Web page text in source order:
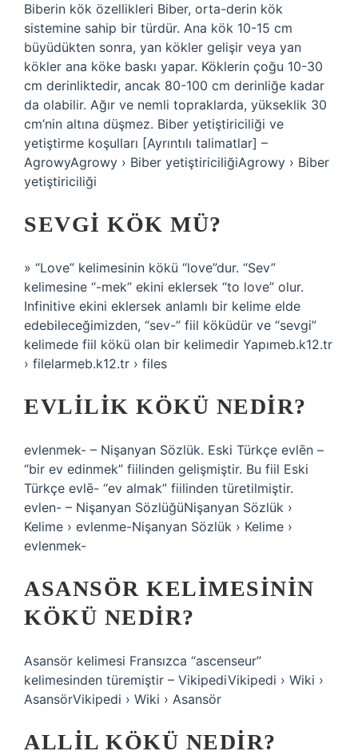
Biberin kök özellikleri Biber, orta-derin kök
sistemine sahip bir türdür. Ana kök 10-15 cm
büyüdükten sonra, yan kökler gelişir veya yan
kökler ana köke baskı yapar. Köklerin çoğu 10-30
cm derinliktedir, ancak 80-100 cm derinliğe kadar
da olabilir. Ağır ve nemli topraklarda, yükseklik 30
cm’nin altına düşmez. Biber yetiştiriciliği ve
yetiştirme koşulları [Ayrıntılı talimatlar] –
AgrowyAgrowy › Biber yetiştiriciliğiAgrowy › Biber
yetiştiriciliği
SEVGI KÖK MÜ?
» “Love” kelimesinin kökü “love”dur. “Sev”
kelimesine “-mek” ekini eklersek “to love” olur.
Infinitive ekini eklersek anlamlı bir kelime elde
edebileceğimizden, “sev-” fiil köküdür ve “sevgi”
kelimede fiil kökü olan bir kelimedir Yapımeb.k12.tr
› filelarmeb.k12.tr › files
EVLILIK KÖKÜ NEDIR?
evlenmek- – Nişanyan Sözlük. Eski Türkçe evlēn –
“bir ev edinmek” fiilinden gelişmiştir. Bu fiil Eski
Türkçe evlē- “ev almak” fiilinden türetilmiştir.
evlen- – Nişanyan SözlüğüNişanyan Sözlük ›
Kelime › evlenme-Nişanyan Sözlük › Kelime ›
evlenmek-
ASANSÖR KELIMESININ
KÖKÜ NEDIR?
Asansör kelimesi Fransızca “ascenseur”
kelimesinden türemiştir – VikipediVikipedi › Wiki ›
AsansörVikipedi › Wiki › Asansör
ALLIL KÖKÜ NEDIR?